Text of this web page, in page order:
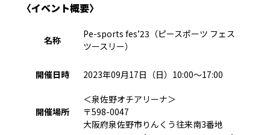
〈イベント概要〉
名称
Pe-sports fes’23（ピースポーツ フェス
ツースリー）
開催日時 2023年09月17日（日）10:00～17:00
開催場所
＜泉佐野オチアリーナ＞
〒598-0047
大阪府泉佐野市りんくう往来南3番地